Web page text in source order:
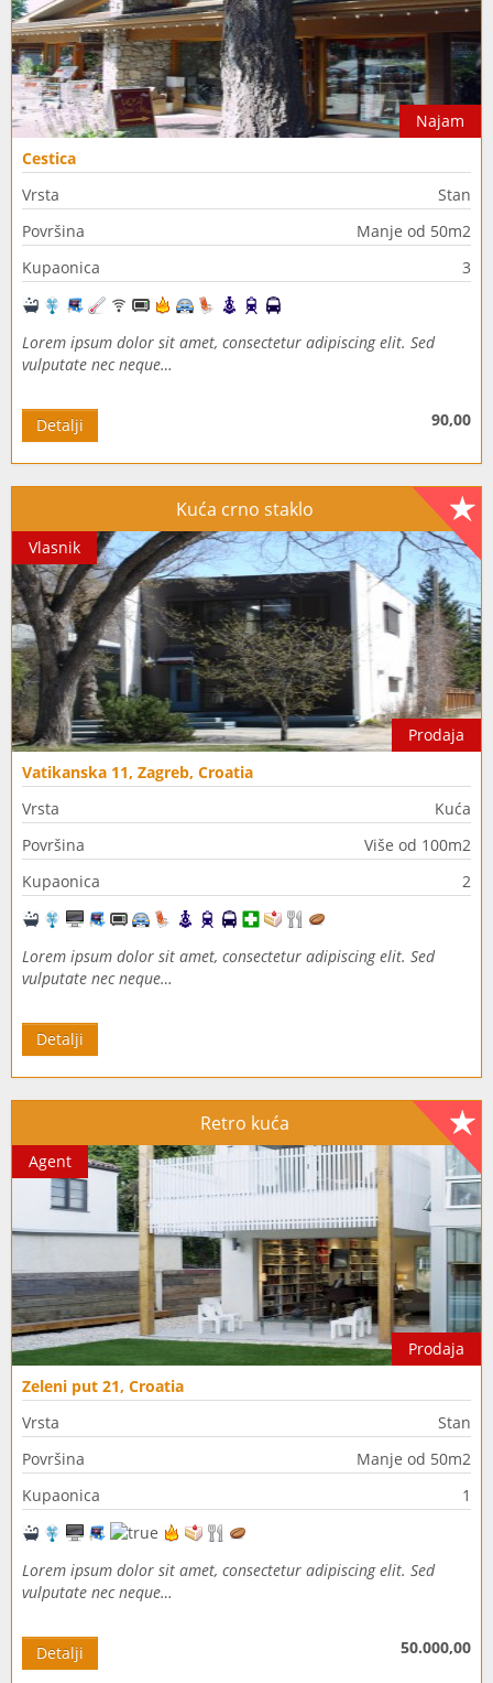
Najam
Cestica
Vrsta
Stan
Površina
Manje od 50m2
Kupaonica
3
Lorem ipsum dolor sit amet, consectetur adipiscing elit. Sed
vulputate nec neque…
90,00
Detalji
Kuća crno staklo
Prodaja
Vlasnik
Vatikanska 11, Zagreb, Croatia
Vrsta
Kuća
Površina
Više od 100m2
Kupaonica
2
Lorem ipsum dolor sit amet, consectetur adipiscing elit. Sed
vulputate nec neque…
Detalji
Retro kuća
Prodaja
Agent
Zeleni put 21, Croatia
Vrsta
Stan
Površina
Manje od 50m2
Kupaonica
1
Lorem ipsum dolor sit amet, consectetur adipiscing elit. Sed
vulputate nec neque…
50.000,00
Detalji